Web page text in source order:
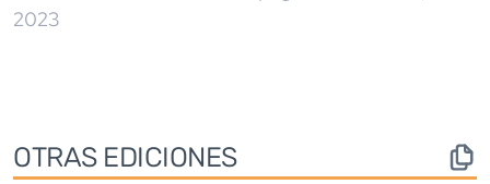
2023
OTRAS EDICIONES